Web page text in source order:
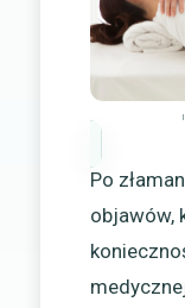
Po
objawów,